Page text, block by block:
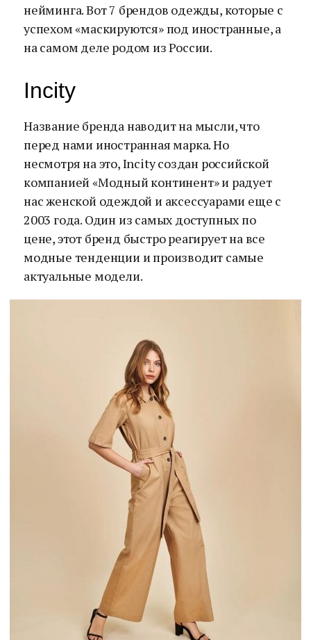
нейминга. Вот 7 брендов одежды, которые с
успехом «маскируются» под иностранные, а
на самом деле родом из России.
Incity
Название бренда наводит на мысли, что
перед нами иностранная марка. Но
несмотря на это, Incity создан российской
компанией «Модный континент» и радует
нас женской одеждой и аксессуарами еще с
2003 года. Один из самых доступных по
цене, этот бренд быстро реагирует на все
модные тенденции и производит самые
актуальные модели.